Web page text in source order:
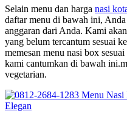
Selain menu dan harga nasi
daftar menu di bawah ini, Anda
anggaran dari Anda. Kami
yang belum tercantum sesuai
memesan menu nasi box
kami cantumkan di bawah
vegetarian.